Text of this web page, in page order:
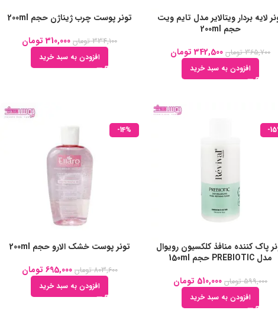
لایه بردار ویتالایر مدل تایم ویت
حجم 200ml
365,700 تومان 342,500 تومان
افزودن به سبد خرید
تونر پوست چرب ژیناژن حجم 200ml
334,100 تومان 310,000 تومان
افزودن به سبد خرید
-
پاک کننده منافذ کلکسیون رویوال
مدل PREBIOTIC حجم 150ml
599,000 تومان 510,000 تومان
افزودن به سبد خرید
-14%
تونر پوست خشک الارو حجم 200ml
803,600 تومان 695,000 تومان
افزودن به سبد خرید